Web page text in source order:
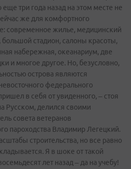
три года назад на этом месте не
же для комфортного
современное жилье, медицинский
стадион, салоны красоты,
набережная, океанариум, две
и многое другое. Но, безусловно,
острова являются
федерального
в себя от увиденного, – стоя
Русском, делился своими
совета ветеранов
пароходства Владимир Легецкий.
строительства, но все равно
Я в шоке от такой
лет назад – да на учебу!